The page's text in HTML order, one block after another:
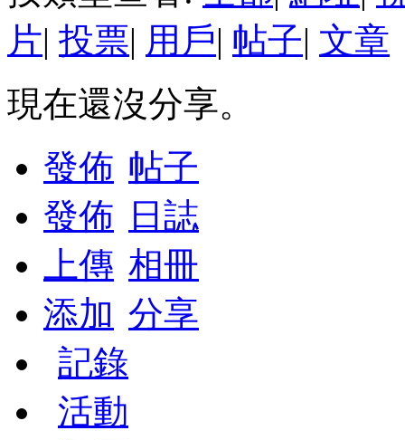
片| 投票| 用戶| 帖子| 文章
現在還沒分享。
發佈 帖子
發佈
日誌
上傳 相冊
添加 分享
記錄
活動